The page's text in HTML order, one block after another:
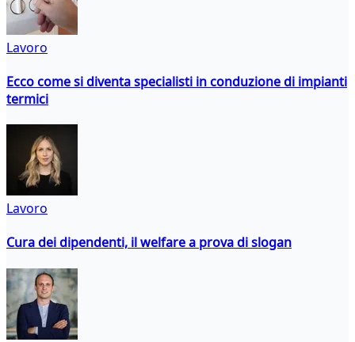
Lavoro
Ecco come si diventa specialisti in conduzione di impianti
termici
Lavoro
Cura dei dipendenti, il welfare a prova di slogan